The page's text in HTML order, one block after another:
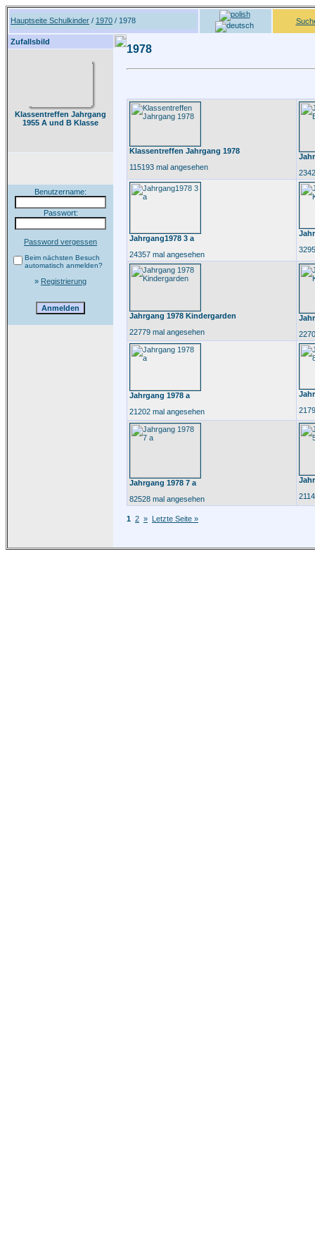
Hauptseite Schulkinder / 1970 / 1978
Zufallsbild
Klassentreffen Jahrgang
1955 A und B Klasse
Benutzername:
Passwort:
Password vergessen
Beim nächsten Besuch
automatisch anmelden?
» Registrierung
1978
Klassentreffen Jahrgang 1978
115193 mal angesehen
Jahrgang1978 3 a
24357 mal angesehen
Jahrgang 1978 Kindergarden
22779 mal angesehen
Jahrgang 1978 a
21202 mal angesehen
Jahrgang 1978 7 a
82528 mal angesehen
1 2 » Letzte Seite »